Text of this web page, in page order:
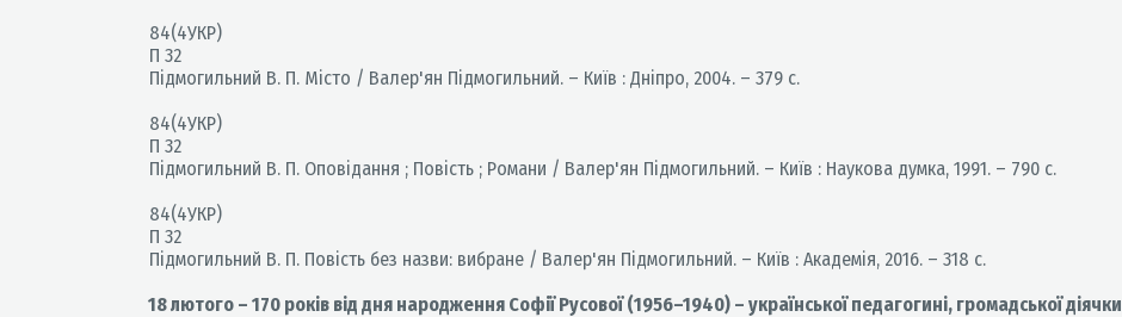
84(4УКР)
П 32
Підмогильний В. П. Місто / Валер'ян Підмогильний. – Київ : Дніпро, 2004. – 379 с.
84(4УКР)
П 32
Підмогильний В. П. Оповідання ; Повість ; Романи / Валер'ян Підмогильний. – Київ : Наукова думка, 1991. – 790 с.
84(4УКР)
П 32
Підмогильний В. П. Повість без назви: вибране / Валер'ян Підмогильний. – Київ : Академія, 2016. – 318 с.
18 лютого – 170 років від дня народження Софії Русової (1956–1940) – української педагогині, громадської діячки